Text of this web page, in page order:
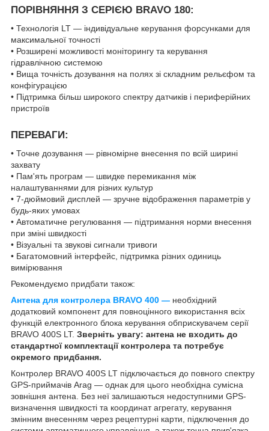
ПОРІВНЯННЯ З СЕРІЄЮ BRAVO 180:
• Технологія LT — індивідуальне керування форсунками для
максимальної точності
• Розширені можливості моніторингу та керування
гідравлічною системою
• Вища точність дозування на полях зі складним рельєфом та
конфігурацією
• Підтримка більш широкого спектру датчиків і периферійних
пристроїв
ПЕРЕВАГИ:
• Точне дозування — рівномірне внесення по всій ширині
захвату
• Пам'ять програм — швидке перемикання між
налаштуваннями для різних культур
• 7-дюймовий дисплей — зручне відображення параметрів у
будь-яких умовах
• Автоматичне регулювання — підтримання норми внесення
при зміні швидкості
• Візуальні та звукові сигнали тривоги
• Багатомовний інтерфейс, підтримка різних одиниць
вимірювання
Рекомендуємо придбати також:
Антена для контролера BRAVO 400 — необхідний
додатковий компонент для повноцінного використання всіх
функцій електронного блока керування обприскувачем серії
BRAVO 400S LT. Зверніть увагу: антена не входить до
стандартної комплектації контролера та потребує
окремого придбання.
Контролер BRAVO 400S LT підключається до повного спектру
GPS-приймачів Arag — однак для цього необхідна сумісна
зовнішня антена. Без неї залишаються недоступними GPS-
визначення швидкості та координат агрегату, керування
змінним внесенням через рецептурні карти, підключення до